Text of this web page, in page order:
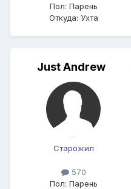
Пол: Парень
Откуда: Ухта
Just Andrew
Старожил
570
Пол: Парень